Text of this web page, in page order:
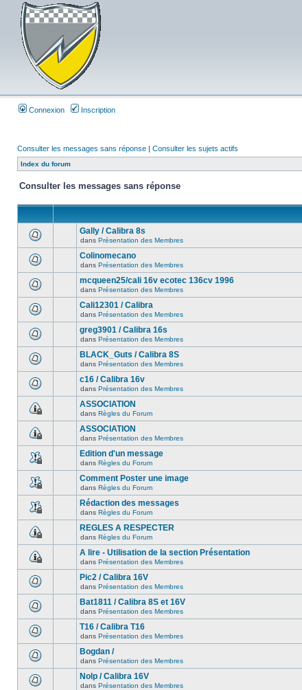
Connexion Inscription
Consulter les messages sans réponse | Consulter les sujets actifs
Index du forum
Consulter les messages sans réponse
Gally / Calibra 8s
dans Présentation des Membres
Colinomecano
dans Présentation des Membres
mcqueen25/cali 16v ecotec 136cv 1996
dans Présentation des Membres
Cali12301 / Calibra
dans Présentation des Membres
greg3901 / Calibra 16s
dans Présentation des Membres
BLACK_Guts / Calibra 8S
dans Présentation des Membres
c16 / Calibra 16v
dans Présentation des Membres
ASSOCIATION
dans Règles du Forum
ASSOCIATION
dans Présentation des Membres
Edition d'un message
dans Règles du Forum
Comment Poster une image
dans Règles du Forum
Rédaction des messages
dans Règles du Forum
REGLES A RESPECTER
dans Règles du Forum
A lire - Utilisation de la section Présentation
dans Présentation des Membres
Pic2 / Calibra 16V
dans Présentation des Membres
Bat1811 / Calibra 8S et 16V
dans Présentation des Membres
T16 / Calibra T16
dans Présentation des Membres
Bogdan /
dans Présentation des Membres
Nolp / Calibra 16V
dans Présentation des Membres